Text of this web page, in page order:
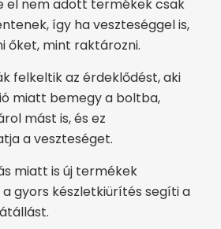
el nem adott termékek csak
így ha veszteséggel is,
őket, mint raktározni.
felkeltik az érdeklődést, aki
miatt bemegy a boltba,
mást is, és ez
a veszteséget.
miatt is új termékek
gyors készletkiürítés segíti a